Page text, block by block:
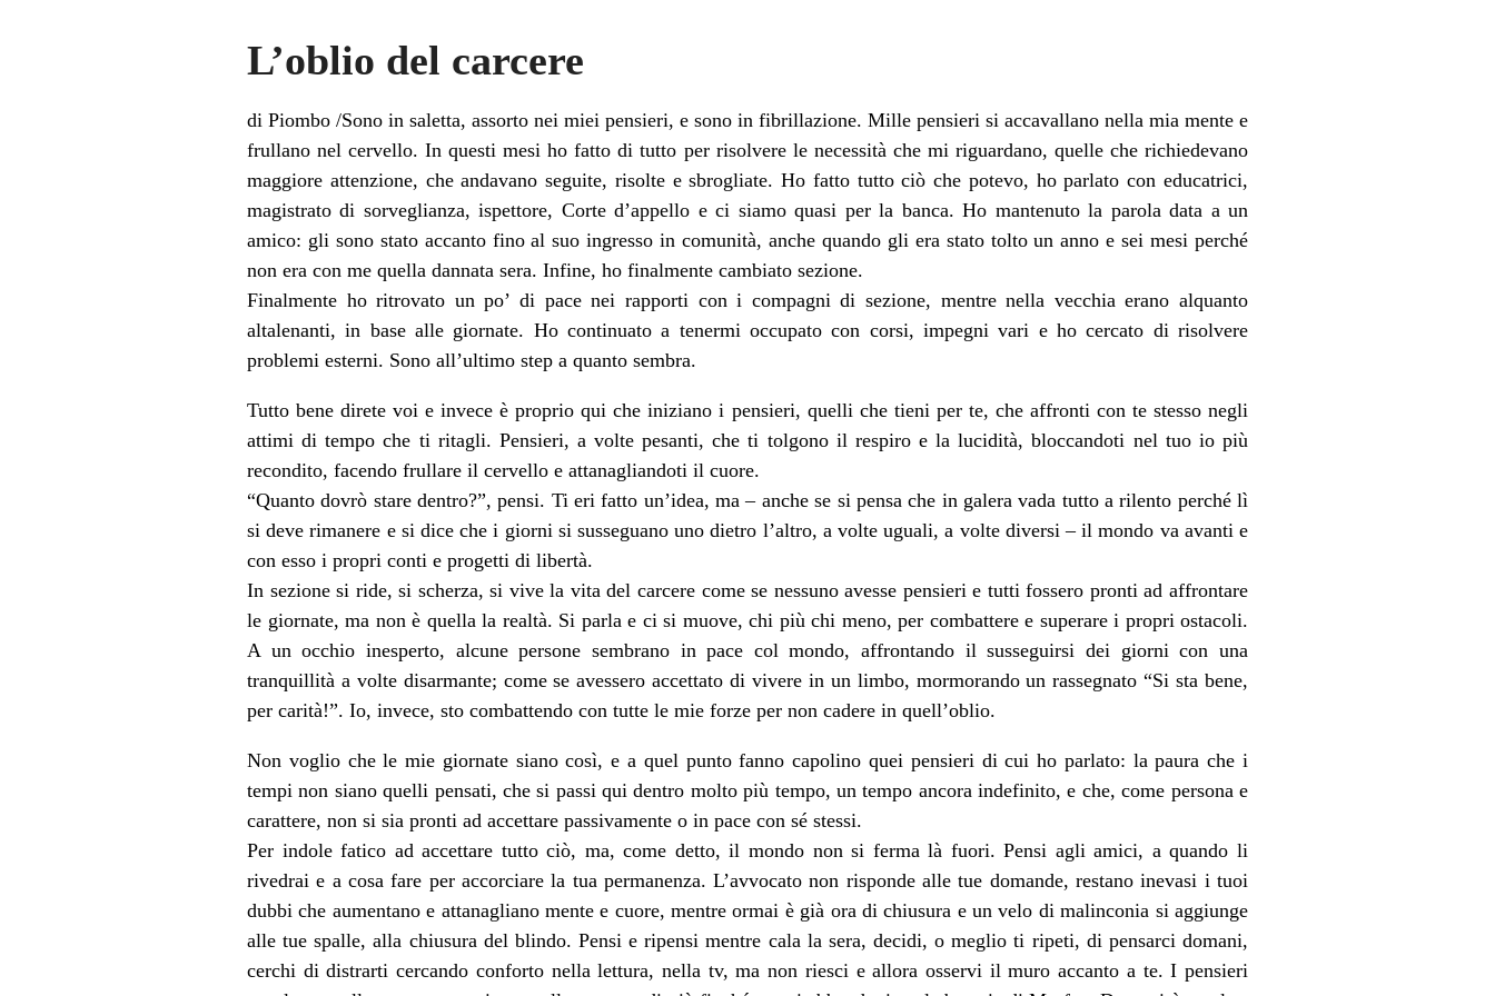
L’oblio del carcere
di Piombo /Sono in saletta, assorto nei miei pensieri, e sono in fibrillazione. Mille pensieri si accavallano nella mia mente e
frullano nel cervello. In questi mesi ho fatto di tutto per risolvere le necessità che mi riguardano, quelle che richiedevano
maggiore attenzione, che andavano seguite, risolte e sbrogliate. Ho fatto tutto ciò che potevo, ho parlato con educatrici,
magistrato di sorveglianza, ispettore, Corte d’appello e ci siamo quasi per la banca. Ho mantenuto la parola data a un
amico: gli sono stato accanto fino al suo ingresso in comunità, anche quando gli era stato tolto un anno e sei mesi perché
non era con me quella dannata sera. Infine, ho finalmente cambiato sezione.
Finalmente ho ritrovato un po’ di pace nei rapporti con i compagni di sezione, mentre nella vecchia erano alquanto
altalenanti, in base alle giornate. Ho continuato a tenermi occupato con corsi, impegni vari e ho cercato di risolvere
problemi esterni. Sono all’ultimo step a quanto sembra.
Tutto bene direte voi e invece è proprio qui che iniziano i pensieri, quelli che tieni per te, che affronti con te stesso negli
attimi di tempo che ti ritagli. Pensieri, a volte pesanti, che ti tolgono il respiro e la lucidità, bloccandoti nel tuo io più
recondito, facendo frullare il cervello e attanagliandoti il cuore.
“Quanto dovrò stare dentro?”, pensi. Ti eri fatto un’idea, ma – anche se si pensa che in galera vada tutto a rilento perché lì
si deve rimanere e si dice che i giorni si susseguano uno dietro l’altro, a volte uguali, a volte diversi – il mondo va avanti e
con esso i propri conti e progetti di libertà.
In sezione si ride, si scherza, si vive la vita del carcere come se nessuno avesse pensieri e tutti fossero pronti ad affrontare
le giornate, ma non è quella la realtà. Si parla e ci si muove, chi più chi meno, per combattere e superare i propri ostacoli.
A un occhio inesperto, alcune persone sembrano in pace col mondo, affrontando il susseguirsi dei giorni con una
tranquillità a volte disarmante; come se avessero accettato di vivere in un limbo, mormorando un rassegnato “Si sta bene,
per carità!”. Io, invece, sto combattendo con tutte le mie forze per non cadere in quell’oblio.
Non voglio che le mie giornate siano così, e a quel punto fanno capolino quei pensieri di cui ho parlato: la paura che i
tempi non siano quelli pensati, che si passi qui dentro molto più tempo, un tempo ancora indefinito, e che, come persona e
carattere, non si sia pronti ad accettare passivamente o in pace con sé stessi.
Per indole fatico ad accettare tutto ciò, ma, come detto, il mondo non si ferma là fuori. Pensi agli amici, a quando li
rivedrai e a cosa fare per accorciare la tua permanenza. L’avvocato non risponde alle tue domande, restano inevasi i tuoi
dubbi che aumentano e attanagliano mente e cuore, mentre ormai è già ora di chiusura e un velo di malinconia si aggiunge
alle tue spalle, alla chiusura del blindo. Pensi e ripensi mentre cala la sera, decidi, o meglio ti ripeti, di pensarci domani,
cerchi di distrarti cercando conforto nella lettura, nella tv, ma non riesci e allora osservi il muro accanto a te. I pensieri